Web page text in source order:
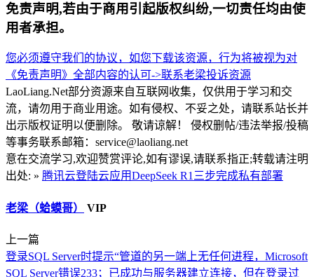
免责声明,若由于商用引起版权纠纷,一切责任均由使
用者承担。
您必须遵守我们的协议，如您下载该资源，行为将被视为对
《免责声明》全部内容的认可->联系老梁投诉资源
LaoLiang.Net部分资源来自互联网收集，仅供用于学习和交
流，请勿用于商业用途。如有侵权、不妥之处，请联系站长并
出示版权证明以便删除。 敬请谅解！ 侵权删帖/违法举报/投稿
等事务联系邮箱：service@laoliang.net
意在交流学习,欢迎赞赏评论,如有谬误,请联系指正;转载请注明
出处: » 腾讯云登陆云应用DeepSeek R1三步完成私有部署
老梁（蛤蟆哥） VIP
上一篇
登录SQL Server时提示“管道的另一端上无任何进程，Microsoft
SQL Server错误233；已成功与服务器建立连接，但在登录过